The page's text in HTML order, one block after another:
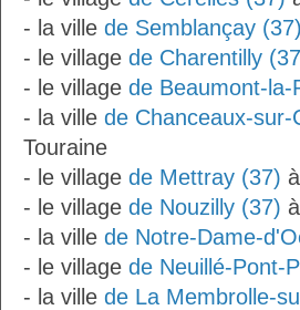
- la ville de Semblançay (37)
- le village de Charentilly
- le village de Beaumont-la-
- la ville de Chanceaux-sur-
Touraine
- le village de Mettray (37)
- le village de Nouzilly (37)
- la ville de Notre-Dame-
- le village de Neuillé-Pont-
- la ville de La Membrolle-